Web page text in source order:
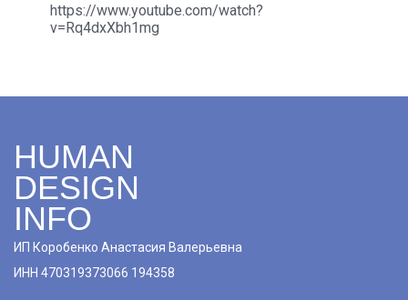
https://www.youtube.com/watch?
v=Rq4dxXbh1mg
HUMAN
DESIGN
INFO
ИП Коробенко Анастасия Валерьевна
ИНН 470319373066 194358